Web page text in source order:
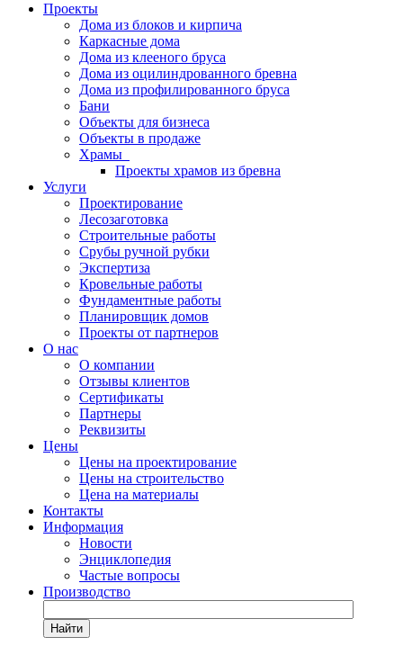
Проекты
Дома из блоков и кирпича
Каркасные дома
Дома из клееного бруса
Дома из оцилиндрованного бревна
Дома из профилированного бруса
Бани
Объекты для бизнеса
Объекты в продаже
Храмы
Проекты храмов из бревна
Услуги
Проектирование
Лесозаготовка
Строительные работы
Срубы ручной рубки
Экспертиза
Кровельные работы
Фундаментные работы
Планировщик домов
Проекты от партнеров
О нас
О компании
Отзывы клиентов
Сертификаты
Партнеры
Реквизиты
Цены
Цены на проектирование
Цены на строительство
Цена на материалы
Контакты
Информация
Новости
Энциклопедия
Частые вопросы
Производство
Найти